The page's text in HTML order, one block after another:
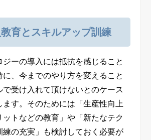
育とスキルアップ訓練
ジーの導入には抵抗を感じること
に、今までのやり方を変えること
で受け入れて頂けないとのケース
ます。そのためには「生産性向上
ットなどの教育」や「新たなテク
練の充実」も検討しておく必要が